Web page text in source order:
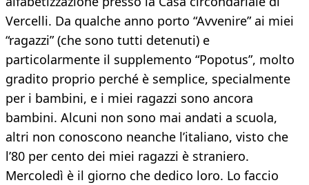
Vercelli. Da qualche anno porto “Avvenire” ai miei
“ragazzi” (che sono tutti detenuti) e
particolarmente il supplemento “Popotus”, molto
gradito proprio perché è semplice, specialmente
per i bambini, e i miei ragazzi sono ancora
bambini. Alcuni non sono mai andati a scuola,
altri non conoscono neanche l’italiano, visto che
l’80 per cento dei miei ragazzi è straniero.
Mercoledì è il giorno che dedico loro. Lo faccio